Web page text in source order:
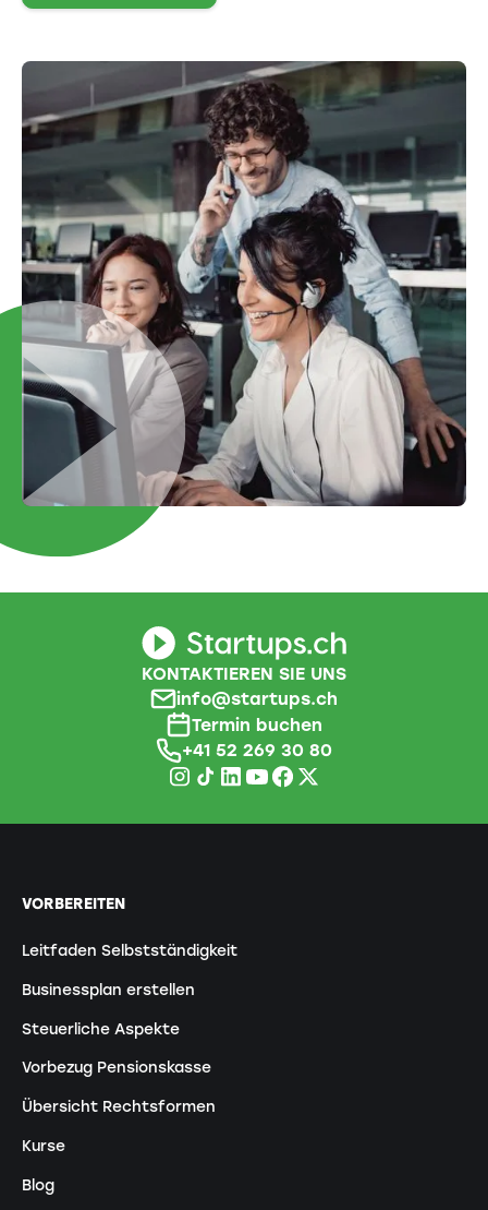
KONTAKTIEREN SIE UNS
info@startups.ch
Termin buchen
+41 52 269 30 80
VORBEREITEN
Leitfaden Selbstständigkeit
Businessplan erstellen
Steuerliche Aspekte
Vorbezug Pensionskasse
Übersicht Rechtsformen
Kurse
Blog